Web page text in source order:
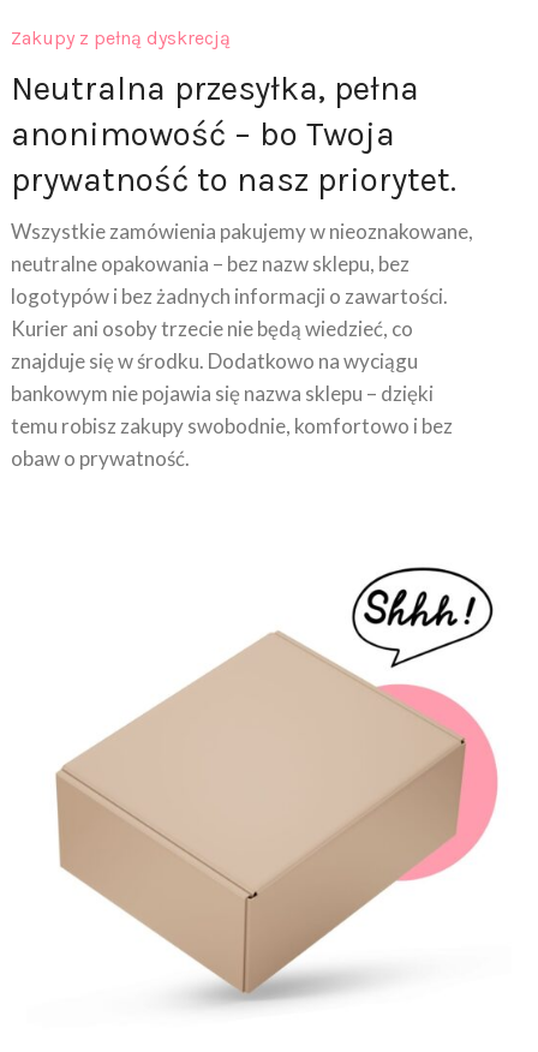
Zakupy z pełną dyskrecją
Neutralna przesyłka, pełna
anonimowość – bo Twoja
prywatność to nasz priorytet.
Wszystkie zamówienia pakujemy w nieoznakowane,
neutralne opakowania – bez nazw sklepu, bez
logotypów i bez żadnych informacji o zawartości.
Kurier ani osoby trzecie nie będą wiedzieć, co
znajduje się w środku. Dodatkowo na wyciągu
bankowym nie pojawia się nazwa sklepu – dzięki
temu robisz zakupy swobodnie, komfortowo i bez
obaw o prywatność.